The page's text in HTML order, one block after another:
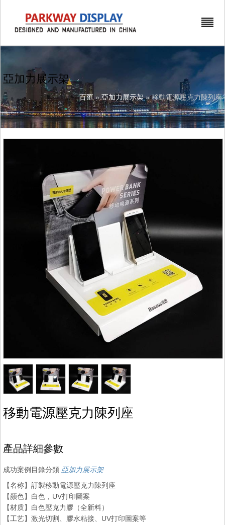
亞加力展示架
百匯 »亞加力展示架» 移動電源壓克力陳列座
移動電源壓克力陳列座
產品詳細參數
成功案例目錄分類 亞加力展示架
【名称】訂製移動電源壓克力陳列座
【颜色】白色，UV打印圖案
【材质】白色壓克力膠（全新料）
【工艺】激光切割、膠水粘接、UV打印圖案等